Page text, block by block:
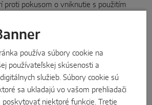
proti pokusom o vniknutie s použitím
zámku MACO PROTECT Z-TF
a oceľovými trnmi preukázaný na
Z-TF zaručuje odolnosť proti vlámaniu
RC 2/RC 2 N.
...
používa súbory cookie na
používateľskej skúsenosti a
služieb. Súbory cookie sú
sa ukladajú vo vašom prehliadači
poskytovať niektoré funkcie. Tretie